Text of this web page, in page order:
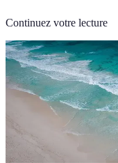
Continuez votre lecture